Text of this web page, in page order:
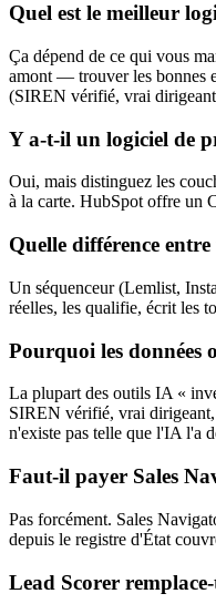
Quel est le meilleur
Ça dépend de ce qui vous
amont — trouver les bonnes
(SIREN vérifié, vrai
Y a-t-il un logiciel de
Oui, mais distinguez les
à la carte. HubSpot offre un
Quelle différence
Un séquenceur (Lemlist,
réelles, les qualifie, écrit les
Pourquoi les données
La plupart des outils IA «
SIREN vérifié, vrai
n'existe pas telle que l'IA l'a
Faut-il payer Sales
Pas forcément. Sales
depuis le registre d'État
Lead Scorer